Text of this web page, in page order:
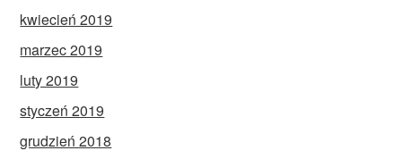
kwiecień 2019
marzec 2019
luty 2019
styczeń 2019
grudzień 2018